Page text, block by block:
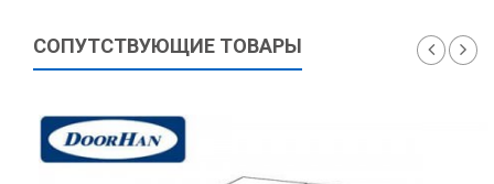
СОПУТСТВУЮЩИЕ ТОВАРЫ